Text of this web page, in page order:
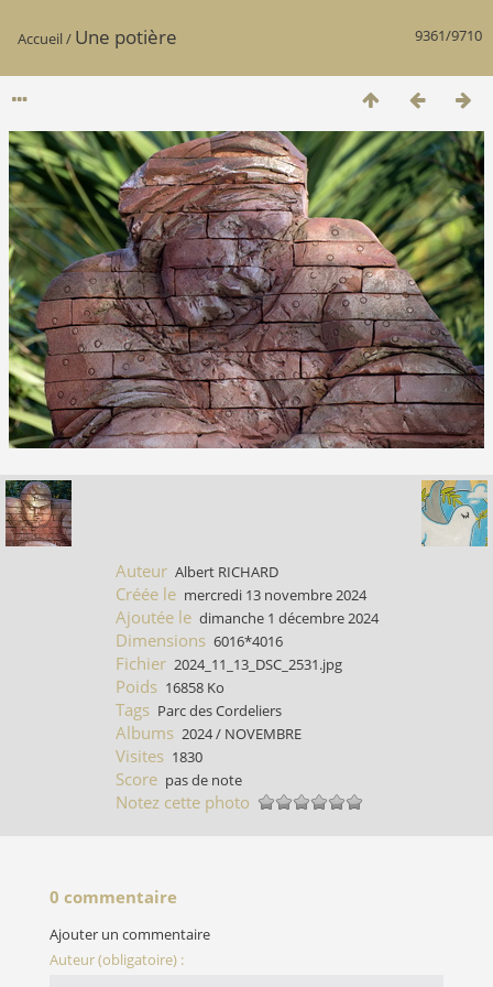
9361/9710
Accueil/ Une potière
Auteur Albert RICHARD
Créée le mercredi 13 novembre 2024
Ajoutée le dimanche 1 décembre 2024
Dimensions 6016*4016
Fichier 2024_11_13_DSC_2531.jpg
Poids 16858 Ko
Tags Parc des Cordeliers
Albums 2024/ NOVEMBRE
Visites 1830
Score pas de note
Notez cette photo
0 commentaire
Ajouter un commentaire
Auteur (obligatoire) :